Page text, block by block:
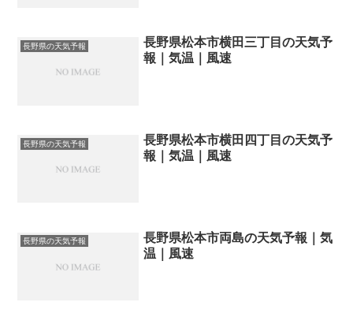
長野県の天気予報
長野県松本市横田三丁目の天気予
報｜気温｜風速
長野県の天気予報
長野県松本市横田四丁目の天気予
報｜気温｜風速
長野県の天気予報
長野県松本市両島の天気予報｜気
温｜風速